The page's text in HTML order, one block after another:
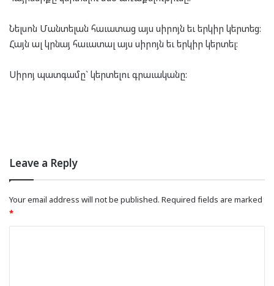
Նելսոն Մանտելան հաւատաց այս սիրոյն եւ երկիր կերտեց:
Հայն ալ կրնայ հաւատալ այս սիրոյն եւ երկիր կերտել:
Սիրոյ պատգամը` կերտելու գրաւականը:
Leave a Reply
Your email address will not be published. Required fields are marked
*